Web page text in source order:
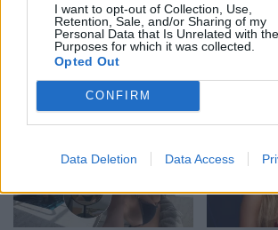
I want to opt-out of Collection, Use,
Retention, Sale, and/or Sharing of my
Personal Data that Is Unrelated with the
Purposes for which it was collected.
Opted Out
CONFIRM
Data Deletion Data Access
Verë dhe Portokalle”
debuton në Peqin mes
qindra spektatorësh,
ndalesa e radhës në
Kavajë
Foto/
Kristi
më në